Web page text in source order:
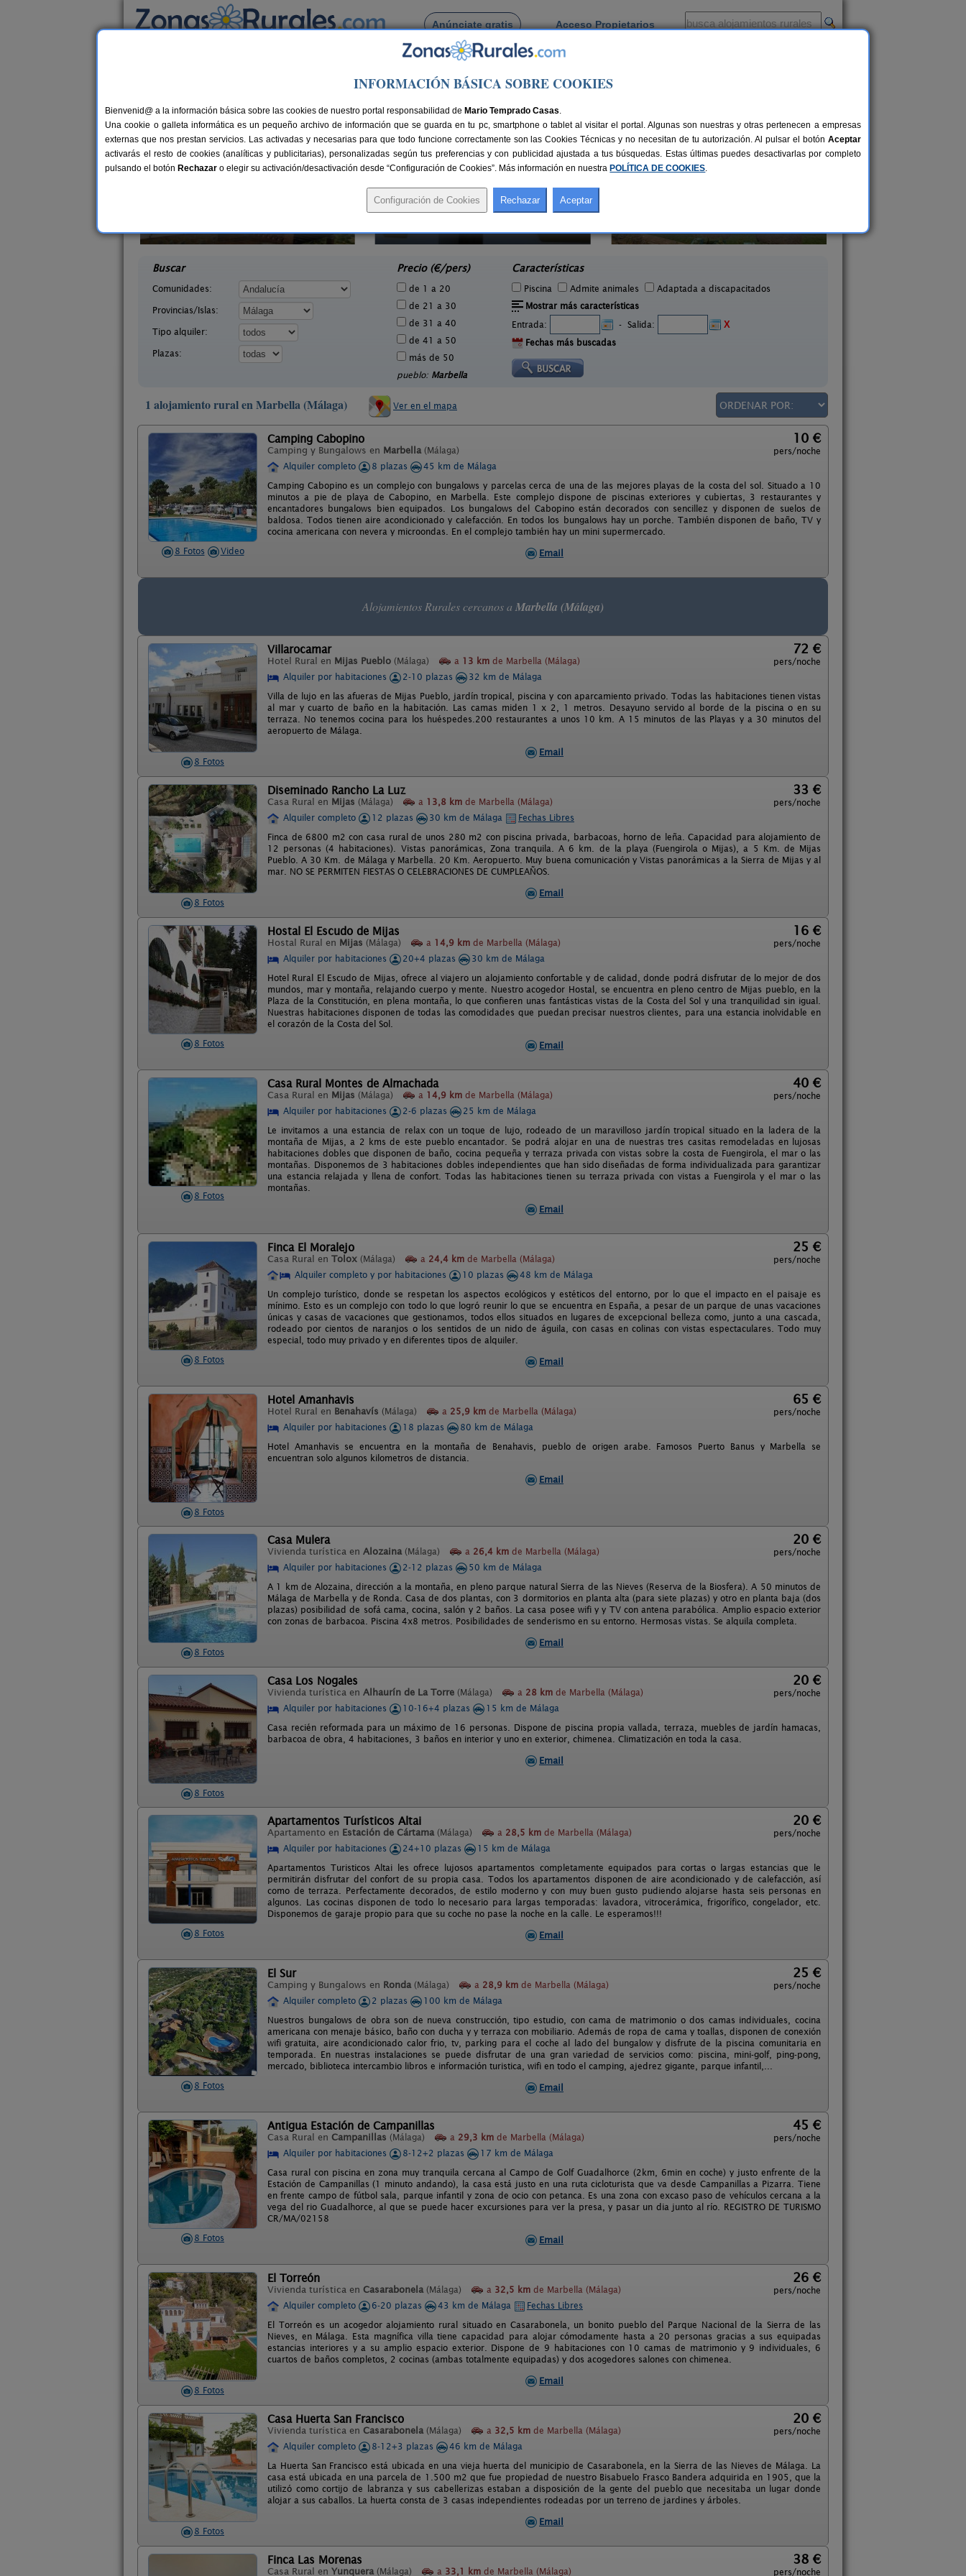
Anúnciate gratis Acceso Propietarios
Busca por pueblo
Casas Rurales en Marbella
Villa Remedios
Buscar
Comunidades:
Provincias/Islas:
Tipo alquiler:
Plazas:
Precio (€/pers)
de 1 a 20
de 21 a 30
de 31 a 40
de 41 a 50
más de 50
pueblo: Marbella
Características
Piscina Admite animales
Adaptada a discapacitados
Mostrar más características
Entrada:
- Salida:
X
Fechas más buscadas
1 alojamiento rural en Marbella (Málaga) Ver en el mapa
8 Fotos Video
Camping Cabopino
Camping y Bungalows en Marbella (Málaga)
10 €
pers/noche
Alquiler completo
8 plazas
45 km de Málaga
Camping Cabopino es un complejo con bungalows y parcelas cerca de una de las mejores playas de la costa del sol. Situado a 10
minutos a pie de playa de Cabopino, en Marbella. Este complejo dispone de piscinas exteriores y cubiertas, 3 restaurantes y
encantadores bungalows bien equipados. Los bungalows del Cabopino están decorados con sencillez y disponen de suelos de
baldosa. Todos tienen aire acondicionado y calefacción. En todos los bungalows hay un porche. También disponen de baño, TV y
cocina americana con nevera y microondas. En el complejo también hay un mini supermercado.
Email
Alojamientos Rurales cercanos a Marbella (Málaga)
8 Fotos
Villarocamar
Hotel Rural en Mijas Pueblo (Málaga) a 13 km de Marbella (Málaga)
72 €
pers/noche
Alquiler por habitaciones
2-10 plazas
32 km de Málaga
Villa de lujo en las afueras de Mijas Pueblo, jardín tropical, piscina y con aparcamiento privado. Todas las habitaciones tienen vistas
al mar y cuarto de baño en la habitación. Las camas miden 1 x 2, 1 metros. Desayuno servido al borde de la piscina o en su
terraza. No tenemos cocina para los huéspedes.200 restaurantes a unos 10 km. A 15 minutos de las Playas y a 30 minutos del
aeropuerto de Málaga.
Email
8 Fotos
Diseminado Rancho La Luz
Casa Rural en Mijas (Málaga) a 13,8 km de Marbella (Málaga)
33 €
pers/noche
Alquiler completo
12 plazas 30 km de Málaga
Fechas Libres
Finca de 6800 m2 con casa rural de unos 280 m2 con piscina privada, barbacoas, horno de leña. Capacidad para alojamiento de
12 personas (4 habitaciones). Vistas panorámicas, Zona tranquila. A 6 km. de la playa (Fuengirola o Mijas), a 5 Km. de Mijas
Pueblo. A 30 Km. de Málaga y Marbella. 20 Km. Aeropuerto. Muy buena comunicación y Vistas panorámicas a la Sierra de Mijas y al
mar. NO SE PERMITEN FIESTAS O CELEBRACIONES DE CUMPLEAÑOS.
Email
8 Fotos
Hostal El Escudo de Mijas
Hostal Rural en Mijas (Málaga) a 14,9 km de Marbella (Málaga)
16 €
pers/noche
Alquiler por habitaciones
20+4 plazas
30 km de Málaga
Hotel Rural El Escudo de Mijas, ofrece al viajero un alojamiento confortable y de calidad, donde podrá disfrutar de lo mejor de dos
mundos, mar y montaña, relajando cuerpo y mente. Nuestro acogedor Hostal, se encuentra en pleno centro de Mijas pueblo, en la
Plaza de la Constitución, en plena montaña, lo que confieren unas fantásticas vistas de la Costa del Sol y una tranquilidad sin igual.
Nuestras habitaciones disponen de todas las comodidades que puedan precisar nuestros clientes, para una estancia inolvidable en
el corazón de la Costa del Sol.
Email
8 Fotos
Casa Rural Montes de Almachada
Casa Rural en Mijas (Málaga) a 14,9 km de Marbella (Málaga)
40 €
pers/noche
Alquiler por habitaciones
2-6 plazas
25 km de Málaga
Le invitamos a una estancia de relax con un toque de lujo, rodeado de un maravilloso jardín tropical situado en la ladera de la
montaña de Mijas, a 2 kms de este pueblo encantador. Se podrá alojar en una de nuestras tres casitas remodeladas en lujosas
habitaciones dobles que disponen de baño, cocina pequeña y terraza privada con vistas sobre la costa de Fuengirola, el mar o las
montañas. Disponemos de 3 habitaciones dobles independientes que han sido diseñadas de forma individualizada para garantizar
una estancia relajada y llena de confort. Todas las habitaciones tienen su terraza privada con vistas a Fuengirola y el mar o las
montañas.
Email
8 Fotos
Finca El Moralejo
Casa Rural en Tolox (Málaga) a 24,4 km de Marbella (Málaga)
25 €
pers/noche
Alquiler completo y por habitaciones
10 plazas
48 km de Málaga
Un complejo turístico, donde se respetan los aspectos ecológicos y estéticos del entorno, por lo que el impacto en el paisaje es
mínimo. Esto es un complejo con todo lo que logró reunir lo que se encuentra en España, a pesar de un parque de unas vacaciones
únicas y casas de vacaciones que gestionamos, todos ellos situados en lugares de excepcional belleza como, junto a una cascada,
rodeado por cientos de naranjos o los sentidos de un nido de águila, con casas en colinas con vistas espectaculares. Todo muy
especial, todo muy privado y en diferentes tipos de alquiler.
Email
8 Fotos
Hotel Amanhavis
Hotel Rural en Benahavís (Málaga) a 25,9 km de Marbella (Málaga)
65 €
pers/noche
Alquiler por habitaciones
18 plazas
80 km de Málaga
Hotel Amanhavis se encuentra en la montaña de Benahavis, pueblo de origen arabe. Famosos Puerto Banus y Marbella se
encuentran solo algunos kilometros de distancia.
Email
8 Fotos
Casa Mulera
Vivienda turística en Alozaina (Málaga) a 26,4 km de Marbella (Málaga)
20 €
pers/noche
Alquiler por habitaciones
2-12 plazas
50 km de Málaga
A 1 km de Alozaina, dirección a la montaña, en pleno parque natural Sierra de las Nieves (Reserva de la Biosfera). A 50 minutos de
Málaga de Marbella y de Ronda. Casa de dos plantas, con 3 dormitorios en planta alta (para siete plazas) y otro en planta baja (dos
plazas) posibilidad de sofá cama, cocina, salón y 2 baños. La casa posee wifi y y TV con antena parabólica. Amplio espacio exterior
con zonas de barbacoa. Piscina 4x8 metros. Posibilidades de senderismo en su entorno. Hermosas vistas. Se alquila completa.
Email
8 Fotos
Casa Los Nogales
Vivienda turística en Alhaurín de La Torre (Málaga) a 28 km de Marbella (Málaga)
20 €
pers/noche
Alquiler por habitaciones
10-16+4 plazas
15 km de Málaga
Casa recién reformada para un máximo de 16 personas. Dispone de piscina propia vallada, terraza, muebles de jardín hamacas,
barbacoa de obra, 4 habitaciones, 3 baños en interior y uno en exterior, chimenea. Climatización en toda la casa.
Email
8 Fotos
Apartamentos Turísticos Altai
Apartamento en Estación de Cártama (Málaga) a 28,5 km de Marbella (Málaga)
20 €
pers/noche
Alquiler por habitaciones
24+10 plazas
15 km de Málaga
Apartamentos Turisticos Altai les ofrece lujosos apartamentos completamente equipados para cortas o largas estancias que le
permitirán disfrutar del confort de su propia casa. Todos los apartamentos disponen de aire acondicionado y de calefacción, así
como de terraza. Perfectamente decorados, de estilo moderno y con muy buen gusto pudiendo alojarse hasta seis personas en
algunos. Las cocinas disponen de todo lo necesario para largas temporadas: lavadora, vitrocerámica, frigorífico, congelador, etc.
Disponemos de garaje propio para que su coche no pase la noche en la calle. Le esperamos!!!
Email
8 Fotos
El Sur
Camping y Bungalows en Ronda (Málaga) a 28,9 km de Marbella (Málaga)
25 €
pers/noche
Alquiler completo
2 plazas
100 km de Málaga
Nuestros bungalows de obra son de nueva construcción, tipo estudio, con cama de matrimonio o dos camas individuales, cocina
americana con menaje básico, baño con ducha y y terraza con mobiliario. Además de ropa de cama y toallas, disponen de conexión
wifi gratuita, aire acondicionado calor frio, tv, parking para el coche al lado del bungalow y disfrute de la piscina comunitaria en
temporada. En nuestras instalaciones se puede disfrutar de una gran variedad de servicios como: piscina, mini-golf, ping-pong,
mercado, biblioteca intercambio libros e información turistica, wifi en todo el camping, ajedrez gigante, parque infantil,...
Email
8 Fotos
Antigua Estación de Campanillas
Casa Rural en Campanillas (Málaga) a 29,3 km de Marbella (Málaga)
45 €
pers/noche
Alquiler por habitaciones
8-12+2 plazas
17 km de Málaga
Casa rural con piscina en zona muy tranquila cercana al Campo de Golf Guadalhorce (2km, 6min en coche) y justo enfrente de la
Estación de Campanillas (1 minuto andando), la casa está justo en una ruta cicloturista que va desde Campanillas a Pizarra. Tiene
en frente campo de fútbol sala, parque infantil y zona de ocio con petanca. Es una zona con excaso paso de vehículos cercana a la
vega del rio Guadalhorce, al que se puede hacer excursiones para ver la presa, y pasar un dia junto al río. REGISTRO DE TURISMO
CR/MA/02158
Email
8 Fotos
El Torreón
Vivienda turística en Casarabonela (Málaga) a 32,5 km de Marbella (Málaga)
26 €
pers/noche
Alquiler completo
6-20 plazas 43 km de Málaga
Fechas Libres
El Torreón es un acogedor alojamiento rural situado en Casarabonela, un bonito pueblo del Parque Nacional de la Sierra de las
Nieves, en Málaga. Esta magnífica villa tiene capacidad para alojar cómodamente hasta a 20 personas gracias a sus equipadas
estancias interiores y a su amplio espacio exterior. Dispone de 9 habitaciones con 10 camas de matrimonio y 9 individuales, 6
cuartos de baños completos, 2 cocinas (ambas totalmente equipadas) y dos acogedores salones con chimenea.
Email
8 Fotos
Casa Huerta San Francisco
Vivienda turística en Casarabonela (Málaga) a 32,5 km de Marbella (Málaga)
20 €
pers/noche
Alquiler completo
8-12+3 plazas
46 km de Málaga
La Huerta San Francisco está ubicada en una vieja huerta del municipio de Casarabonela, en la Sierra de las Nieves de Málaga. La
casa está ubicada en una parcela de 1.500 m2 que fue propiedad de nuestro Bisabuelo Frasco Bandera adquirida en 1905, que la
utilizó como cortijo de labranza y sus cabellerizas estaban a disposición de la gente del pueblo que necesitaba un lugar donde
alojar a sus caballos. La huerta consta de 3 casas independientes rodeadas por un terreno de jardines y árboles.
Email
Finca Las Morenas
Casa Rural en Yunquera (Málaga) a 33,1 km de Marbella (Málaga)
38 €
pers/noche
INFORMACIÓN BÁSICA SOBRE COOKIES
Bienvenid@ a la información básica sobre las cookies de nuestro portal responsabilidad de Mario Temprado Casas.
Una cookie o galleta informática es un pequeño archivo de información que se guarda en tu pc, smartphone o tablet al visitar el portal. Algunas son nuestras y otras pertenecen a empresas
externas que nos prestan servicios. Las activadas y necesarias para que todo funcione correctamente son las Cookies Técnicas y no necesitan de tu autorización. Al pulsar el botón Aceptar
activarás el resto de cookies (analíticas y publicitarias), personalizadas según tus preferencias y con publicidad ajustada a tus búsquedas. Estas últimas puedes desactivarlas por completo
pulsando el botón Rechazar o elegir su activación/desactivación desde “Configuración de Cookies”. Más información en nuestra POLÍTICA DE COOKIES.